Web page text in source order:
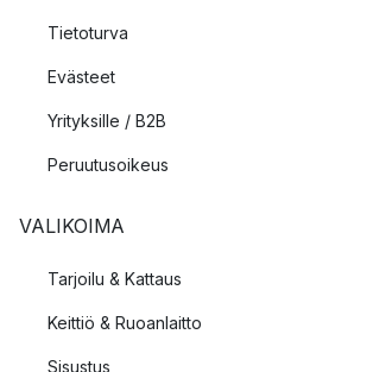
Tietoturva
Evästeet
Yrityksille / B2B
Peruutusoikeus
VALIKOIMA
Tarjoilu & Kattaus
Keittiö & Ruoanlaitto
Sisustus